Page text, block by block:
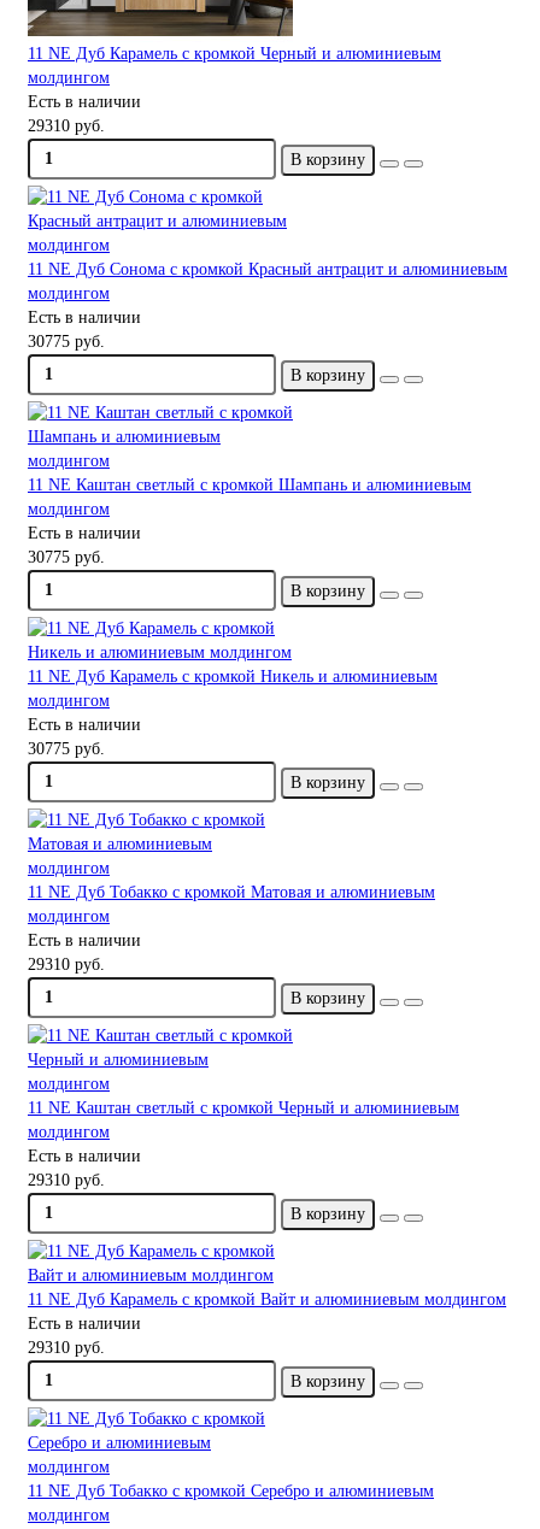
11 NE Дуб Карамель с кромкой Черный и алюминиевым
молдингом
Есть в наличии
29310 руб.
В корзину
11 NE Дуб Сонома с кромкой Красный антрацит и алюминиевым
молдингом
Есть в наличии
30775 руб.
В корзину
11 NE Каштан светлый с кромкой Шампань и алюминиевым
молдингом
Есть в наличии
30775 руб.
В корзину
11 NE Дуб Карамель с кромкой Никель и алюминиевым
молдингом
Есть в наличии
30775 руб.
В корзину
11 NE Дуб Тобакко с кромкой Матовая и алюминиевым
молдингом
Есть в наличии
29310 руб.
В корзину
11 NE Каштан светлый с кромкой Черный и алюминиевым
молдингом
Есть в наличии
29310 руб.
В корзину
11 NE Дуб Карамель с кромкой Вайт и алюминиевым молдингом
Есть в наличии
29310 руб.
В корзину
11 NE Дуб Тобакко с кромкой Серебро и алюминиевым
молдингом